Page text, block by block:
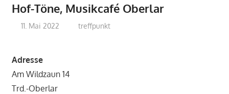
Hof-Töne, Musikcafé Oberlar
11. Mai 2022 treffpunkt
Adresse
Am Wildzaun 14
Trd.-Oberlar